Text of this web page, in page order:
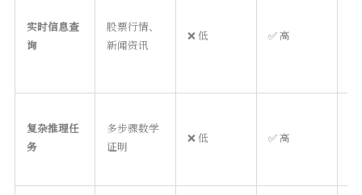
实时信息查
询
股票行情、
新闻资讯
❌ 低 ✅ 高
复杂推理任
务
多步骤数学
证明
❌ 低 ✅ 高